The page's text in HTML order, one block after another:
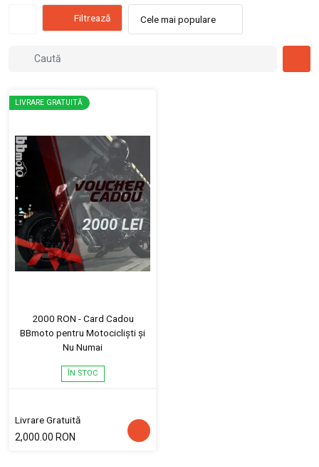
Filtrează Cele mai populare
LIVRARE GRATUITĂ
2000 RON - Card Cadou
BBmoto pentru Motocicliști și
Nu Numai
ÎN STOC
Livrare Gratuită
2,000.00 RON